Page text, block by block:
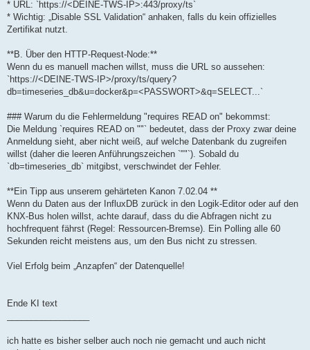
* URL: `https://<DEINE-TWS-IP>:443/proxy/ts`
* Wichtig: „Disable SSL Validation“ anhaken, falls du kein offizielles
Zertifikat nutzt.
**B. Über den HTTP-Request-Node:**
Wenn du es manuell machen willst, muss die URL so aussehen:
`https://<DEINE-TWS-IP>/proxy/ts/query?
db=timeseries_db&u=docker&p=<PASSWORT>&q=SELECT...`
### Warum du die Fehlermeldung "requires READ on" bekommst:
Die Meldung `requires READ on ""` bedeutet, dass der Proxy zwar deine
Anmeldung sieht, aber nicht weiß, auf welche Datenbank du zugreifen
willst (daher die leeren Anführungszeichen `""`). Sobald du
`db=timeseries_db` mitgibst, verschwindet der Fehler.
**Ein Tipp aus unserem gehärteten Kanon 7.02.04 **
Wenn du Daten aus der InfluxDB zurück in den Logik-Editor oder auf den
KNX-Bus holen willst, achte darauf, dass du die Abfragen nicht zu
hochfrequent fährst (Regel: Ressourcen-Bremse). Ein Polling alle 60
Sekunden reicht meistens aus, um den Bus nicht zu stressen.
Viel Erfolg beim „Anzapfen“ der Datenquelle!
Ende KI text
ich hatte es bisher selber auch noch nie gemacht und auch nicht